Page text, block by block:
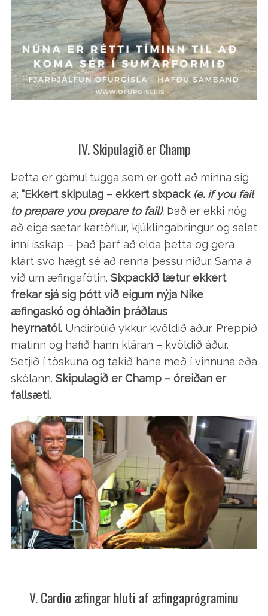
IV. Skipulagið er Champ
Þetta er gömul tugga sem er gott að minna sig
á; “Ekkert skipulag – ekkert sixpack (e. if you fail
to prepare you prepare to fail). Það er ekki nóg
að eiga sætar kartöflur, kjúklingabringur og salat
inní ísskáp – það þarf að elda þetta og gera
klárt svo hægt sé að renna þessu niður. Sama á
við um æfingafötin. Sixpackið lætur ekkert
frekar sjá sig þótt við eigum nýja Nike
æfingaskó og óhlaðin þráðlaus
heyrnatól.Undirbúið ykkur kvöldið áður. Preppið
matinn og hafið hann kláran – kvöldið áður.
Setjið í töskuna og takið hana með í vinnuna eða
skólann. Skipulagið er Champ – óreiðan er
fallsæti.
V. Cardio æfingar hluti af æfingaprógraminu
S
a
r
c
h
o
r
: